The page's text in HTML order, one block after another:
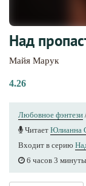
Над
Майя Марук
4.26
Любовное фэнтези
Читает Юлианна
Входит в серию
6 часов 3 минуты